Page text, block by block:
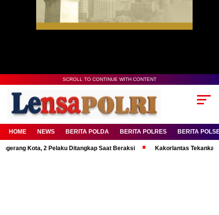
SCROLL TO CONTINUE WITH CONTENT
HOME NEWS BERITA POLDA BERITA POLRES BERITA
2 Pelaku Ditangkap Saat Beraksi Kakorlantas Tekankan Mental